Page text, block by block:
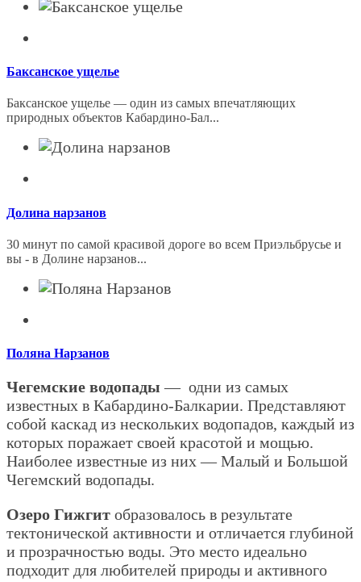
Баксанское ущелье
Баксанское ущелье — один из самых впечатляющих
природных объектов Кабардино-Бал...
Долина нарзанов
30 минут по самой красивой дороге во всем Приэльбрусье и
вы - в Долине нарзанов...
Поляна Нарзанов
Чегемские водопады — одни из самых
известных в Кабардино-Балкарии. Представляют
собой каскад из нескольких водопадов, каждый из
которых поражает своей красотой и мощью.
Наиболее известные из них — Малый и Большой
Чегемский водопады.
Озеро Гижгит образовалось в результате
тектонической активности и отличается глубиной
и прозрачностью воды. Это место идеально
подходит для любителей природы и активного